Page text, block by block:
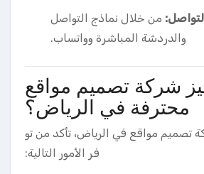
من خلال نماذج التواصل
والدردشة المباشرة وواتساب.
شركة تصميم مواقع
محترفة في الرياض؟
تصميم مواقع في الرياض، تأكد من تو
فر الأمور التالية: